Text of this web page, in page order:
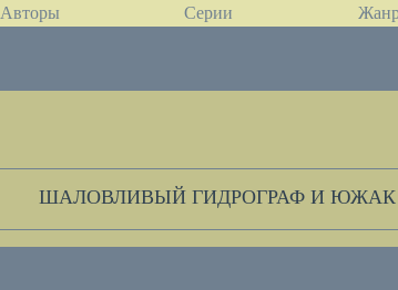
Авторы Серии
ШАЛОВЛИВЫЙ ГИДРОГРАФ И ЮЖАК